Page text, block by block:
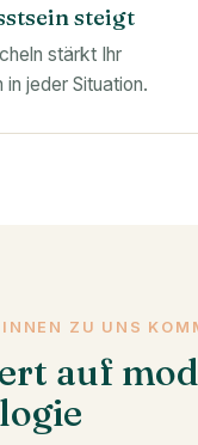
steigt
stärkt Ihr
jeder Situation.
ZU UNS
auf